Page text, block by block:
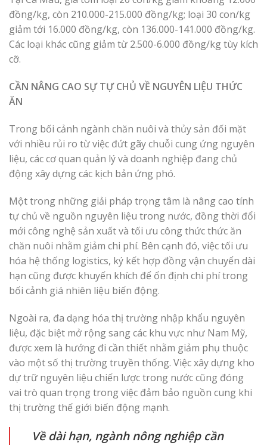
đồng/kg, còn 210.000-215.000 đồng/kg; loại 30 con/kg
giảm tới 16.000 đồng/kg, còn 136.000-141.000 đồng/kg.
Các loại khác cũng giảm từ 2.500-6.000 đồng/kg tùy kích
cỡ.
CẦN NÂNG CAO SỰ TỰ CHỦ VỀ NGUYÊN LIỆU THỨC
ĂN
Trong bối cảnh ngành chăn nuôi và thủy sản đối mặt
với nhiều rủi ro từ việc đứt gãy chuỗi cung ứng nguyên
liệu, các cơ quan quản lý và doanh nghiệp đang chủ
động xây dựng các kịch bản ứng phó.
Một trong những giải pháp trọng tâm là nâng cao tính
tự chủ về nguồn nguyên liệu trong nước, đồng thời đổi
mới công nghệ sản xuất và tối ưu công thức thức ăn
chăn nuôi nhằm giảm chi phí. Bên cạnh đó, việc tối ưu
hóa hệ thống logistics, ký kết hợp đồng vận chuyển dài
hạn cũng được khuyến khích để ổn định chi phí trong
bối cảnh giá nhiên liệu biến động.
Ngoài ra, đa dạng hóa thị trường nhập khẩu nguyên
liệu, đặc biệt mở rộng sang các khu vực như Nam Mỹ,
được xem là hướng đi cần thiết nhằm giảm phụ thuộc
vào một số thị trường truyền thống. Việc xây dựng kho
dự trữ nguyên liệu chiến lược trong nước cũng đóng
vai trò quan trọng trong việc đảm bảo nguồn cung khi
thị trường thế giới biến động mạnh.
Về dài hạn, ngành nông nghiệp cần